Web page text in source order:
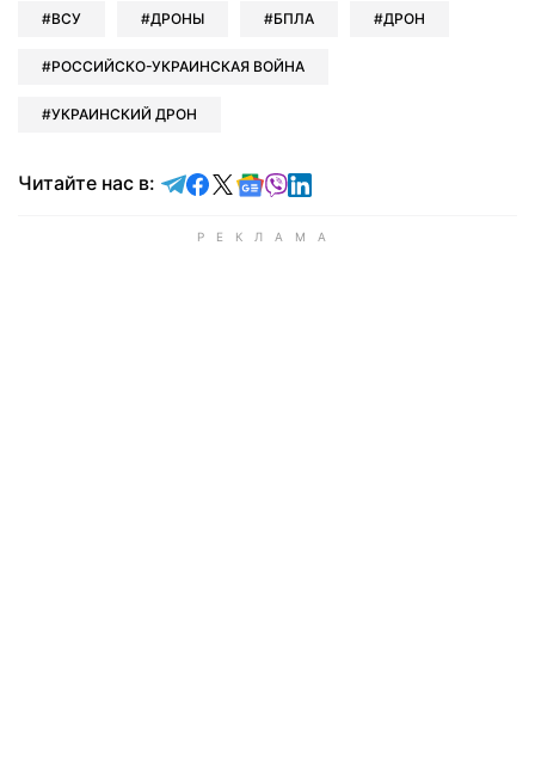
ВСУ ДРОНЫ БПЛА ДРОН
РОССИЙСКО-УКРАИНСКАЯ ВОЙНА
УКРАИНСКИЙ ДРОН
Читайте нас в: Читайте в Telegram
Читайте в Facebook
Читайте в X
Читайте в Google news
Читайте в Viber
Читайте в LinkedIn